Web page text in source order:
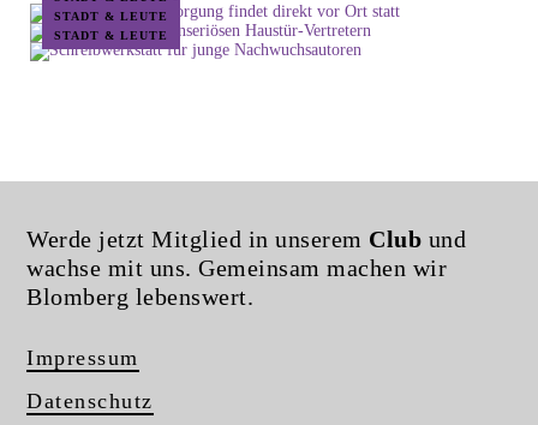
STADT & LEUTE
STADT & LEUTE
Werde jetzt Mitglied in unserem Club und
wachse mit uns. Gemeinsam machen wir
Blomberg lebenswert.
Impressum
Datenschutz